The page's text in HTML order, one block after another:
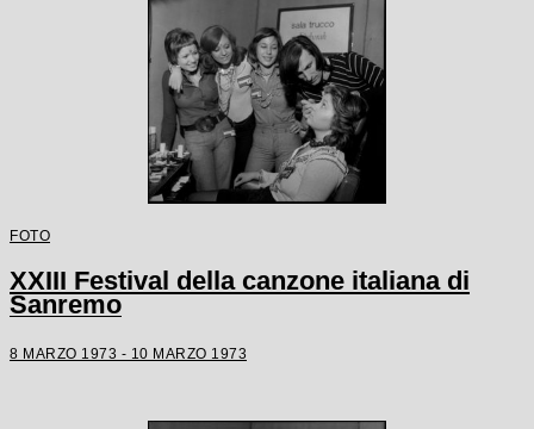
FOTO
XXIII Festival della canzone italiana di
Sanremo
8 MARZO 1973 - 10 MARZO 1973